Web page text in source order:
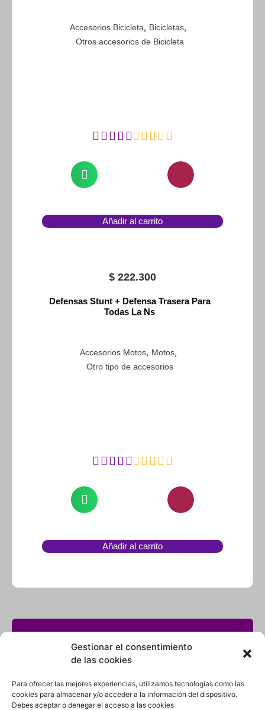
Gestionar el consentimiento
de las cookies
Para ofrecer las mejores experiencias, utilizamos tecnologías como las
cookies para almacenar y/o acceder a la información del dispositivo.
Debes aceptar o denegar el acceso a las cookies
Accesorios Bicicleta, Bicicletas,
Otros accesorios de Bicicleta
Añadir al carrito
$ 222.300
Defensas Stunt + Defensa Trasera Para
Todas La Ns
Accesorios Motos, Motos,
Otro tipo de accesorios
Añadir al carrito
click aquí y en 24 horas o menos te lo
encontramos.